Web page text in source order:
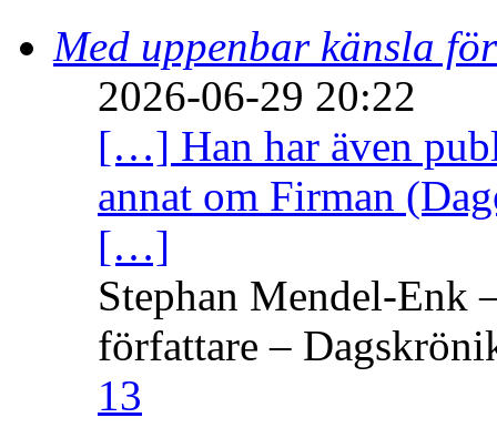
Med uppenbar känsla
2026-06-29 20:22
[…] Han har även
annat om Firman
[…]
Stephan Mendel-Enk
författare –
13